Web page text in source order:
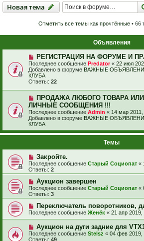
Новая тема
Новаятема
Отметить все темы как прочтённые• 66
Объявления
РЕГИСТРАЦИЯ НА ФОРУМЕ И
Последнее сообщение Predator« 22 июл
Добавлено в форуме ВАЖНЫЕ
КЛУБА
Ответы: 22
ПРОДАЖА ЛЮБОГО ТОВАРА ИЛИ
ЛИЧНЫЕ СООБЩЕНИЯ !!!
Последнее сообщение Admin « 14 мар 2011,
Добавлено в форуме ВАЖНЫЕ
КЛУБА
Темы
Закройте.
Последнее сообщение Старый Социопат «
Ответы: 2
Аукцион завершен
Последнее сообщение Старый Социопат «
Ответы: 3
Переключатель поворотников,
Последнее сообщение Женёк « 21 апр 2019,
Аукцион на дуги задние для
Последнее сообщение Stelsz « 04 фев 2019,
Ответы: 49